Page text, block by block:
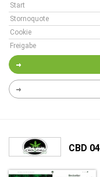
Start
Stornoquote
Cookie
Freigabe
CBD